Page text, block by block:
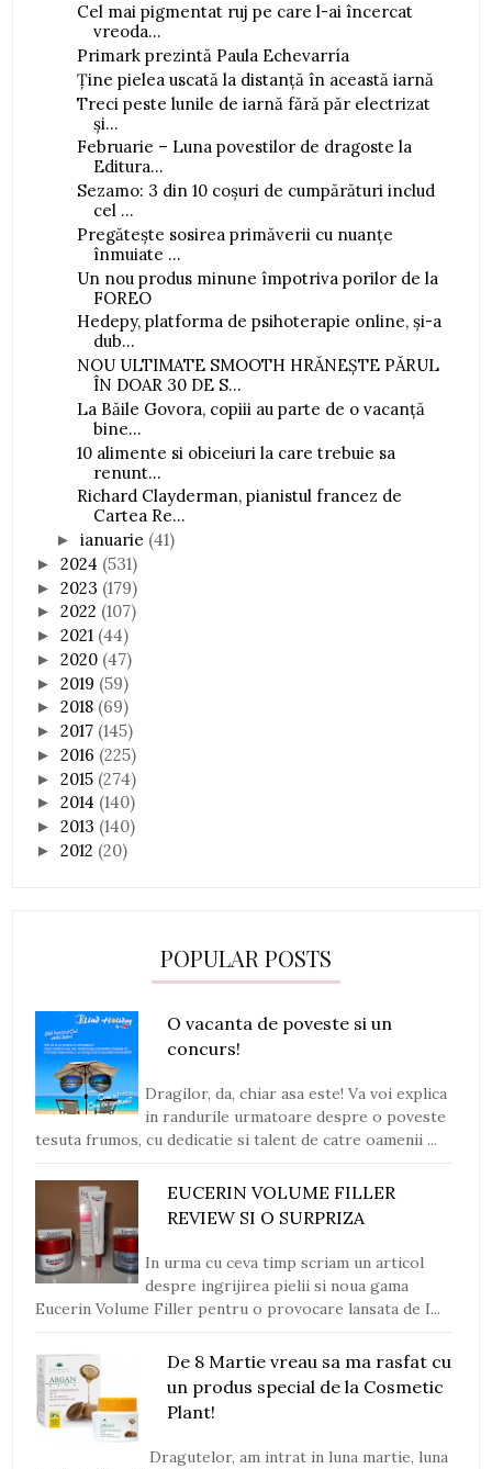
Cel mai pigmentat ruj pe care l-ai încercat
vreoda...
Primark prezintă Paula Echevarría
Ține pielea uscată la distanță în această iarnă
Treci peste lunile de iarnă fără păr electrizat
și...
Februarie – Luna povestilor de dragoste la
Editura...
Sezamo: 3 din 10 coșuri de cumpărături includ
cel ...
Pregătește sosirea primăverii cu nuanțe
înmuiate ...
Un nou produs minune împotriva porilor de la
FOREO
Hedepy, platforma de psihoterapie online, și-a
dub...
NOU ULTIMATE SMOOTH HRĂNEŞTE PĂRUL
ÎN DOAR 30 DE S...
La Băile Govora, copiii au parte de o vacanță
bine...
10 alimente si obiceiuri la care trebuie sa
renunt...
Richard Clayderman, pianistul francez de
Cartea Re...
►ianuarie (41)
►2024 (531)
►2023 (179)
►2022 (107)
►2021 (44)
►2020 (47)
►2019 (59)
►2018 (69)
►2017 (145)
►2016 (225)
►2015 (274)
►2014 (140)
►2013 (140)
►2012 (20)
POPULAR POSTS
O vacanta de poveste si un
concurs!
Dragilor, da, chiar asa este! Va voi explica
in randurile urmatoare despre o poveste
tesuta frumos, cu dedicatie si talent de catre oamenii ...
EUCERIN VOLUME FILLER
REVIEW SI O SURPRIZA
In urma cu ceva timp scriam un articol
despre ingrijirea pielii si noua gama
Eucerin Volume Filler pentru o provocare lansata de I...
De 8 Martie vreau sa ma rasfat cu
un produs special de la Cosmetic
Plant!
Dragutelor, am intrat in luna martie, luna